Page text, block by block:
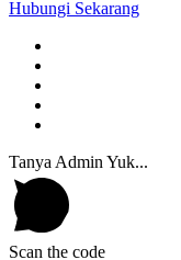
Hubungi Sekarang
Tanya Admin Yuk...
Scan the code